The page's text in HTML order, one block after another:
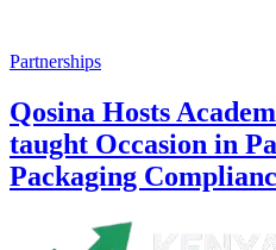
Partnerships
Qosina Hosts
taught Occasion in
Packaging